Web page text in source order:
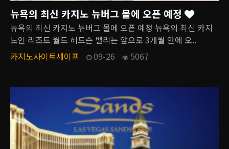
뉴욕의 최신 카지노 뉴버그 몰에 오픈 예정
뉴욕의 최신 카지노 뉴버그 몰에 오픈 예정 뉴욕의 최신 카지
노인 리조트 월드 허드슨 밸리는 앞으로 3개월 안에 오..
카지노사이트세이프
09-26 5067